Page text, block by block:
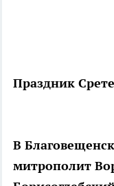
Праздник
В
митрополит